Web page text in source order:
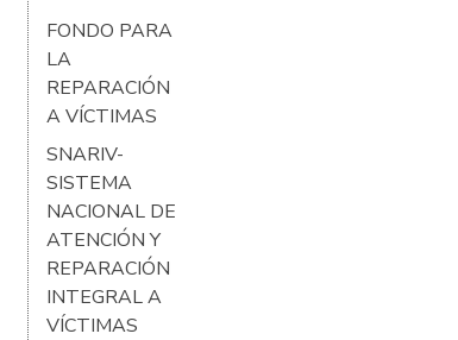
FONDO PARA
LA
REPARACIÓN
A VÍCTIMAS
SNARIV-
SISTEMA
NACIONAL DE
ATENCIÓN Y
REPARACIÓN
INTEGRAL A
VÍCTIMAS